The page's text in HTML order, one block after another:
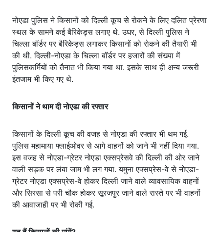
नोएडा पुलिस ने किसानों को दिल्ली कूच से रोकने के लिए दलित प्रेरणा
स्थल के सामने कई बैरिकेड्स लगाए थे. उधर, से दिल्ली पुलिस ने
चिल्ला बॉर्डर पर बैरिकेड्स लगाकर किसानों को रोकने की तैयारी भी
की थी. दिल्ली-नोएडा के चिल्ला बॉर्डर पर हजारों की संख्या में
पुलिसकर्मियों को तैनात भी किया गया था. इसके साथ ही अन्य जरूरी
इंतजाम भी किए गए थे.
किसानों ने थाम दी नोएडा की रफ्तार
किसानों के दिल्ली कूच की वजह से नोएडा की रफ्तार भी थम गई.
पुलिस महामाया फ्लाईओवर से आगे वाहनों को जाने भी नहीं दिया गया.
इस वजह से नोएडा-ग्रेटर नोएडा एक्सप्रेसवे की दिल्ली की ओर जाने
वाली सड़क पर लंबा जाम भी लग गया. यमुना एक्सप्रेस-वे से नोएडा-
ग्रेटर नोएडा एक्सप्रेस-वे होकर दिल्ली जाने वाले व्यावसायिक वाहनों
और सिरसा से परी चौक होकर सूरजपुर जाने वाले रास्ते पर भी वाहनों
की आवाजाही पर भी रोकी गई.